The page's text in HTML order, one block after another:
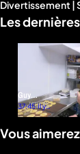
Divertissement |
Les
Guy
Gérault,
directeur
général de
37:45 Il y a
8
Vous